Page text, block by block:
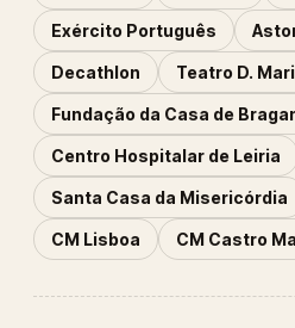
Exército Português
Decathlon Teatro D.
Fundação da Casa de
Centro Hospitalar de Leiria
Santa Casa da Misericórdia
CM Lisboa CM Castro